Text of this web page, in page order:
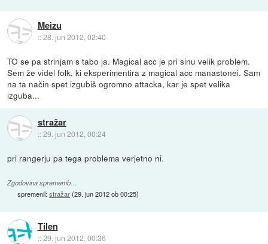
Meizu
::28. jun 2012, 02:40
TO se pa strinjam s tabo ja. Magical acc je pri sinu velik problem.
Sem že videl folk, ki eksperimentira z magical acc manastonei. Sam
na ta način spet izgubiš ogromno attacka, kar je spet velika
izguba...
stražar
::29. jun 2012, 00:24
pri rangerju pa tega problema verjetno ni.
Zgodovina sprememb…
spremenil:stražar(29. jun 2012 ob 00:25)
Tilen
::29. jun 2012, 00:36